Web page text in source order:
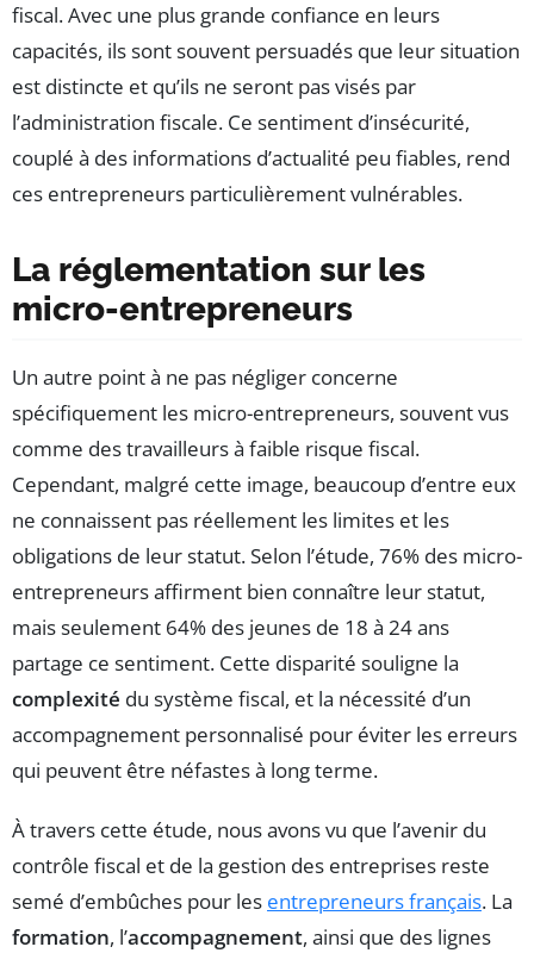
fiscal. Avec une plus grande confiance en leurs
capacités, ils sont souvent persuadés que leur situation
est distincte et qu’ils ne seront pas visés par
l’administration fiscale. Ce sentiment d’insécurité,
couplé à des informations d’actualité peu fiables, rend
ces entrepreneurs particulièrement vulnérables.
La réglementation sur les
micro-entrepreneurs
Un autre point à ne pas négliger concerne
spécifiquement les micro-entrepreneurs, souvent vus
comme des travailleurs à faible risque fiscal.
Cependant, malgré cette image, beaucoup d’entre eux
ne connaissent pas réellement les limites et les
obligations de leur statut. Selon l’étude, 76% des micro-
entrepreneurs affirment bien connaître leur statut,
mais seulement 64% des jeunes de 18 à 24 ans
partage ce sentiment. Cette disparité souligne la
complexité du système fiscal, et la nécessité d’un
accompagnement personnalisé pour éviter les erreurs
qui peuvent être néfastes à long terme.
À travers cette étude, nous avons vu que l’avenir du
contrôle fiscal et de la gestion des entreprises reste
semé d’embûches pour les entrepreneurs français. La
formation, l’accompagnement, ainsi que des lignes